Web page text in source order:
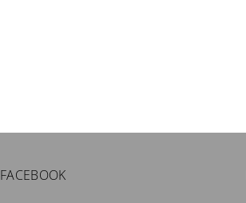
FACEBOOK